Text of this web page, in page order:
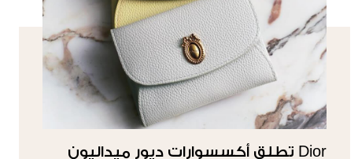
Dior تطلق أكسسوارات ديور ميداليون